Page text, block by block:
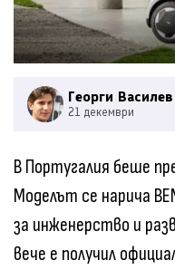
Георги Василев
21 декември
В Португалия беше
Моделът се нарича
за инженерство и
вече е получил